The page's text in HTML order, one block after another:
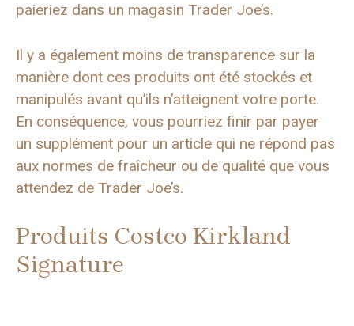
paieriez dans un magasin Trader Joe’s.
Il y a également moins de transparence sur la
manière dont ces produits ont été stockés et
manipulés avant qu’ils n’atteignent votre porte.
En conséquence, vous pourriez finir par payer
un supplément pour un article qui ne répond pas
aux normes de fraîcheur ou de qualité que vous
attendez de Trader Joe’s.
Produits Costco Kirkland
Signature